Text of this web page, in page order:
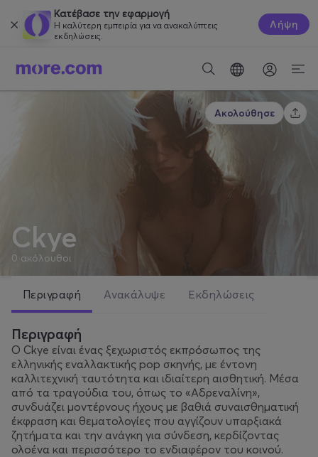
Κατέβασε την εφαρμογή
Η καλύτερη εμπειρία για να ανακαλύπτεις
εκδηλώσεις.
Λήψη
Ckye
0 ακόλουθοι
Ακολούθησε
Περιγραφή Ανακάλυψε Εκδηλώσεις
Περιγραφή
Ο Ckye είναι ένας ξεχωριστός εκπρόσωπος της
ελληνικής εναλλακτικής pop σκηνής, με έντονη
καλλιτεχνική ταυτότητα και ιδιαίτερη αισθητική. Μέσα
από τα τραγούδια του, όπως το «Αδρεναλίνη»,
συνδυάζει μοντέρνους ήχους με βαθιά συναισθηματική
έκφραση και θεματολογίες που αγγίζουν υπαρξιακά
ζητήματα και την ανάγκη για σύνδεση, κερδίζοντας
ολοένα και περισσότερο το ενδιαφέρον του κοινού.